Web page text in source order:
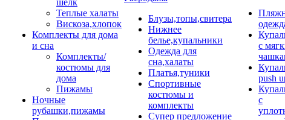
шелк
Теплые халаты
Вискоза,хлопок
Комплекты для дома
и сна
Комплекты/
костюмы для
дома
Пижамы
Ночные
рубашки,пижамы
Блузы,топы,свитера
Нижнее
белье,купальники
Одежда для
сна,халаты
Платья,туники
Спортивные
костюмы и
комплекты
Супер предложение
с
push
с